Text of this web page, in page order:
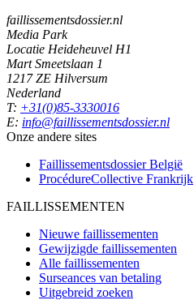
faillissementsdossier.nl
Media Park
Locatie Heideheuvel H1
Mart Smeetslaan 1
1217 ZE Hilversum
Nederland
T: +31(0)85-3330016
E: info@faillissementsdossier.nl
Onze andere sites
Faillissementsdossier België
ProcédureCollective Frankrijk
FAILLISSEMENTEN
Nieuwe faillissementen
Gewijzigde faillissementen
Alle faillissementen
Surseances van betaling
Uitgebreid zoeken